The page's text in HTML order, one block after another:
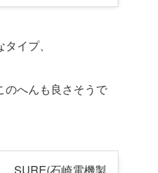
イプ、
のへんも良さそうで
SURE(石崎電機製